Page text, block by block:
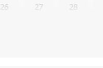
26 27 28